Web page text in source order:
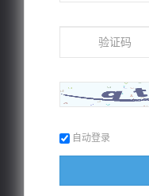
自动登录